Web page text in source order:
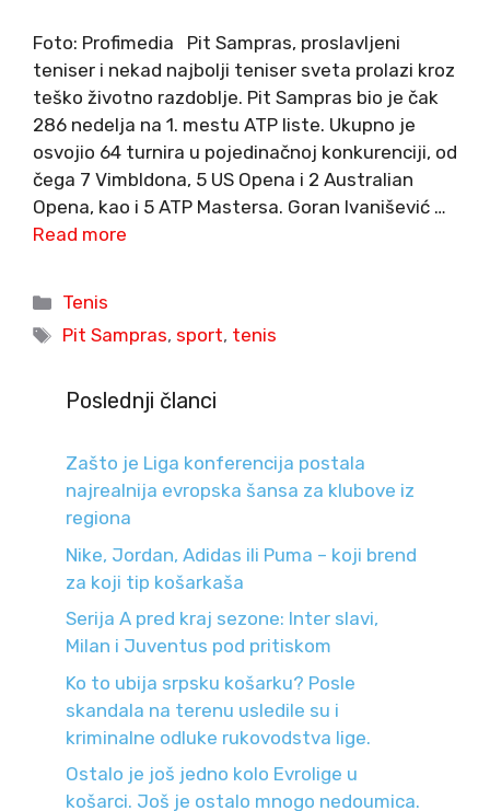
Foto: Profimedia Pit Sampras, proslavljeni
teniser i nekad najbolji teniser sveta prolazi kroz
teško životno razdoblje. Pit Sampras bio je čak
286 nedelja na 1. mestu ATP liste. Ukupno je
osvojio 64 turnira u pojedinačnoj konkurenciji, od
čega 7 Vimbldona, 5 US Opena i 2 Australian
Opena, kao i 5 ATP Mastersa. Goran Ivanišević …
Read more
Categories
Tenis
Tags
Pit Sampras, sport, tenis
Poslednji članci
Zašto je Liga konferencija postala
najrealnija evropska šansa za klubove iz
regiona
Nike, Jordan, Adidas ili Puma – koji brend
za koji tip košarkaša
Serija A pred kraj sezone: Inter slavi,
Milan i Juventus pod pritiskom
Ko to ubija srpsku košarku? Posle
skandala na terenu usledile su i
kriminalne odluke rukovodstva lige.
Ostalo je još jedno kolo Evrolige u
košarci. Još je ostalo mnogo nedoumica.